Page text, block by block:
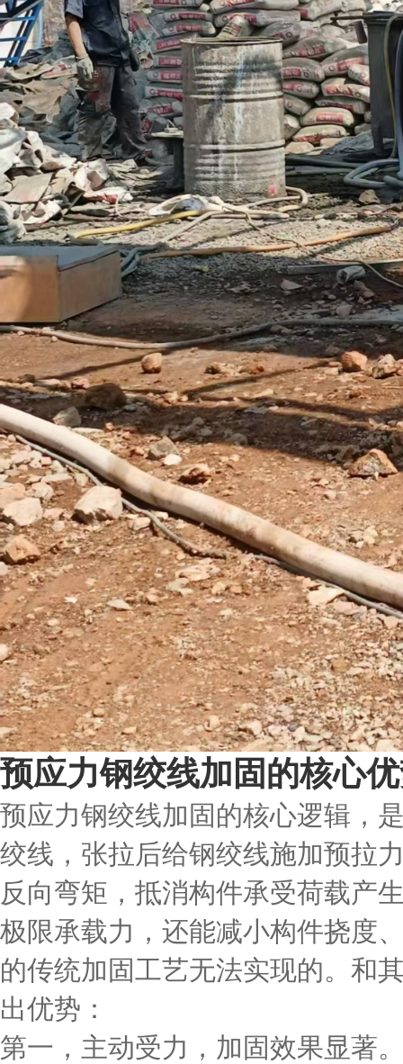
预应力钢绞线加固的核心
预应力钢绞线加固的核心逻辑，
绞线，张拉后给钢绞线施加预拉
反向弯矩，抵消构件承受荷载产
极限承载力，还能减小构件挠度
的传统加固工艺无法实现的。和
出优势：
第一，主动受力，加固效果显著